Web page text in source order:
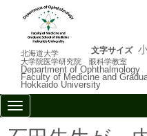
北海道大学
大学院医学研究院 眼科学教室
Department of Ophthalmology
Faculty of Medicine and
Hokkaido University
文字サイズ
N
a
v